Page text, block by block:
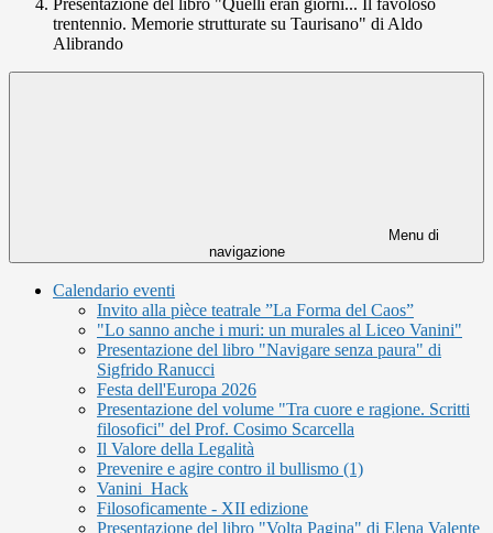
Presentazione del libro "Quelli eran giorni... Il favoloso
trentennio. Memorie strutturate su Taurisano" di Aldo
Alibrando
Menu di
navigazione
Calendario eventi
Invito alla pièce teatrale ”La Forma del Caos”
"Lo sanno anche i muri: un murales al Liceo Vanini"
Presentazione del libro "Navigare senza paura" di
Sigfrido Ranucci
Festa dell'Europa 2026
Presentazione del volume "Tra cuore e ragione. Scritti
filosofici" del Prof. Cosimo Scarcella
Il Valore della Legalità
Prevenire e agire contro il bullismo (1)
Vanini_Hack
Filosoficamente - XII edizione
Presentazione del libro "Volta Pagina" di Elena Valente